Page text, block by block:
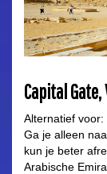
Capital
Alternatief voor:
Ga je alleen
kun je beter
Arabische